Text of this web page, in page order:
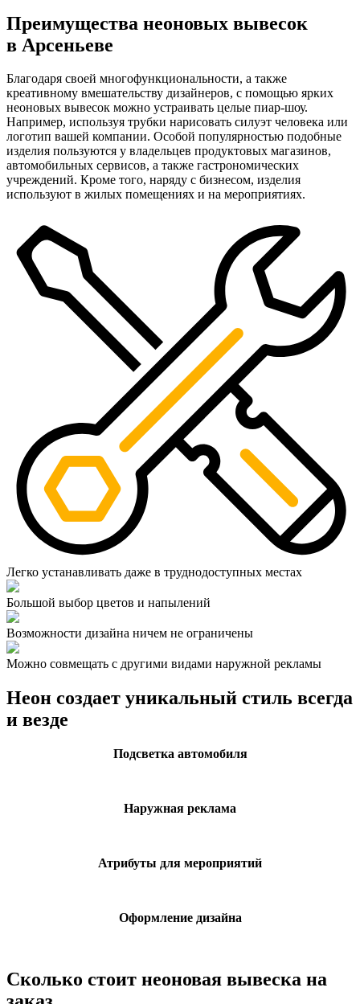
Преимущества неоновых вывесок
в Арсеньеве
Благодаря своей многофункциональности, а также
креативному вмешательству дизайнеров, с помощью ярких
неоновых вывесок можно устраивать целые пиар-шоу.
Например, используя трубки нарисовать силуэт человека или
логотип вашей компании. Особой популярностью подобные
изделия пользуются у владельцев продуктовых магазинов,
автомобильных сервисов, а также гастрономических
учреждений. Кроме того, наряду с бизнесом, изделия
используют в жилых помещениях и на мероприятиях.
Легко устанавливать даже в труднодоступных местах
Большой выбор цветов и напылений
Возможности дизайна ничем не ограничены
Можно совмещать с другими видами наружной рекламы
Неон создает уникальный стиль всегда
и везде
Подсветка автомобиля
Наружная реклама
Атрибуты для мероприятий
Оформление дизайна
Сколько стоит неоновая вывеска на